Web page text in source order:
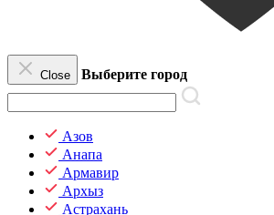
Close Выберите город
Азов
Анапа
Армавир
Архыз
Астрахань